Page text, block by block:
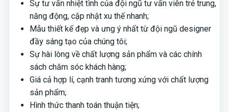
Sự tư vấn nhiệt tình của đội ngũ tư vấn viên trẻ trung,
năng động, cập nhật xu thế nhanh;
Mẫu thiết kế đẹp và ưng ý nhất từ đội ngũ designer
đầy sáng tạo của chúng tôi;
Sự hài lòng về chất lượng sản phẩm và các chính
sách chăm sóc khách hàng;
Giá cả hợp lí, cạnh tranh tương xứng với chất lượng
sản phẩm;
Hình thức thanh toán thuận tiện;